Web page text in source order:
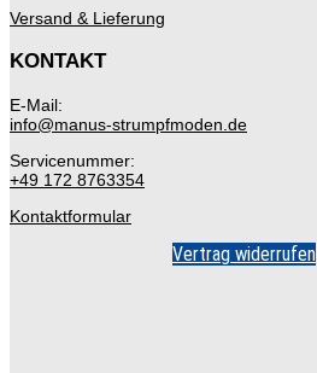
Versand & Lieferung
KONTAKT
E-Mail:
info@manus-strumpfmoden.de
Servicenummer:
+49 172 8763354
Kontaktformular
Vertrag widerrufen